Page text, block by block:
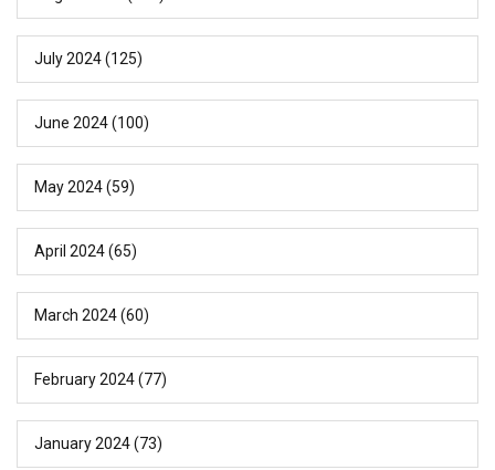
July 2024(125)
June 2024(100)
May 2024(59)
April 2024(65)
March 2024(60)
February 2024(77)
January 2024(73)